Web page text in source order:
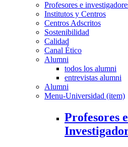
Profesores e
Institutos y Centros
Centros Adscritos
Sostenibilidad
Calidad
Canal Ético
Alumni
todos los alumni
entrevistas alumni
Alumni
Menu-Universidad (item)
Profesores e